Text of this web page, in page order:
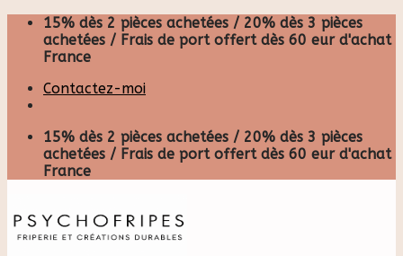
Skip
content
15% dès 2 pièces achetées / 20% dès 3 pièces
achetées / Frais de port offert dès 60 eur d'achat
France
Contactez-moi
15% dès 2 pièces achetées / 20% dès 3 pièces
achetées / Frais de port offert dès 60 eur d'achat
France